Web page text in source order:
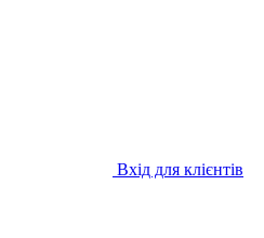
Вхід для клієнтів